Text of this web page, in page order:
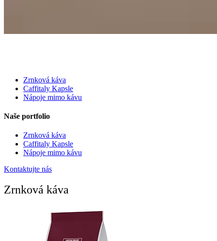
Zrnková káva
Caffitaly Kapsle
Nápoje mimo kávu
Naše portfolio
Zrnková káva
Caffitaly Kapsle
Nápoje mimo kávu
Kontaktujte nás
Zrnková káva